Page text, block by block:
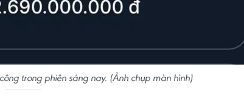
trong phiên sáng nay. (Ảnh chụp màn hình)